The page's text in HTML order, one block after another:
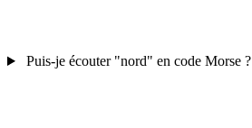
Puis-je écouter "nord" en code Morse ?